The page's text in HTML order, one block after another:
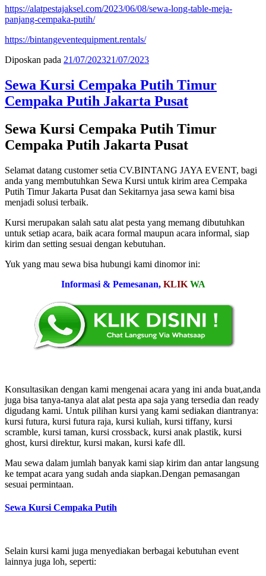
https://alatpestajaksel.com/2023/06/08/sewa-long-table-meja-
panjang-cempaka-putih/
https://bintangeventequipment.rentals/
Diposkan pada 21/07/202321/07/2023
Sewa Kursi Cempaka Putih Timur
Cempaka Putih Jakarta Pusat
Sewa Kursi Cempaka Putih Timur
Cempaka Putih Jakarta Pusat
Selamat datang customer setia CV.BINTANG JAYA EVENT, bagi
anda yang membutuhkan Sewa Kursi untuk kirim area Cempaka
Putih Timur Jakarta Pusat dan Sekitarnya jasa sewa kami bisa
menjadi solusi terbaik.
Kursi merupakan salah satu alat pesta yang memang dibutuhkan
untuk setiap acara, baik acara formal maupun acara informal, siap
kirim dan setting sesuai dengan kebutuhan.
Yuk yang mau sewa bisa hubungi kami dinomor ini:
Informasi & Pemesanan, KLIK WA
Konsultasikan dengan kami mengenai acara yang ini anda buat,anda
juga bisa tanya-tanya alat alat pesta apa saja yang tersedia dan ready
digudang kami. Untuk pilihan kursi yang kami sediakan diantranya:
kursi futura, kursi futura raja, kursi kuliah, kursi tiffany, kursi
scramble, kursi taman, kursi crossback, kursi anak plastik, kursi
ghost, kursi direktur, kursi makan, kursi kafe dll.
Mau sewa dalam jumlah banyak kami siap kirim dan antar langsung
ke tempat acara yang sudah anda siapkan.Dengan pemasangan
sesuai permintaan.
Sewa Kursi Cempaka Putih
Selain kursi kami juga menyediakan berbagai kebutuhan event
lainnya juga loh, seperti: